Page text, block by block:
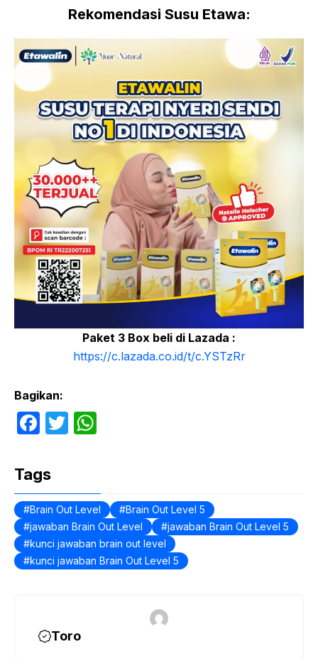
Rekomendasi Susu Etawa:
Paket 3 Box beli di Lazada :
https://c.lazada.co.id/t/c.YSTzRr
Bagikan:
F
c
e
b
o
o
T
er s
A
p
p
Tags
Brain Out Level
Brain Out Level 5
jawaban Brain Out Level
jawaban Brain Out Level 5
kunci jawaban brain out level
kunci jawaban Brain Out Level 5
Toro